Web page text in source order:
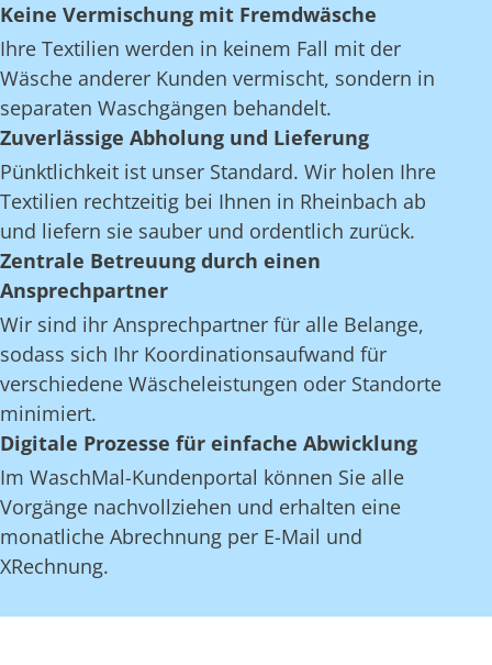
Keine Vermischung mit Fremdwäsche
Ihre Textilien werden in keinem Fall mit der
Wäsche anderer Kunden vermischt, sondern in
separaten Waschgängen behandelt.
Zuverlässige Abholung und Lieferung
Pünktlichkeit ist unser Standard. Wir holen Ihre
Textilien rechtzeitig bei Ihnen in Rheinbach ab
und liefern sie sauber und ordentlich zurück.
Zentrale Betreuung durch einen
Ansprechpartner
Wir sind ihr Ansprechpartner für alle Belange,
sodass sich Ihr Koordinationsaufwand für
verschiedene Wäscheleistungen oder Standorte
minimiert.
Digitale Prozesse für einfache Abwicklung
Im WaschMal-Kundenportal können Sie alle
Vorgänge nachvollziehen und erhalten eine
monatliche Abrechnung per E-Mail und
XRechnung.